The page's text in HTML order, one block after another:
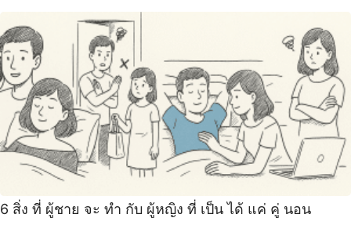
6 สิ่ง ที่ ผู้ชาย จะ ทำ กับ ผู้หญิง ที่ เป็น ได้ แค่ คู่ นอน